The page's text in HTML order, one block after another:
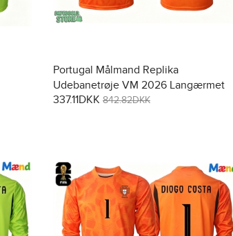
Portugal Målmand Replika
Udebanetrøje VM 2026 Langærmet
337.11DKK 842.82DKK